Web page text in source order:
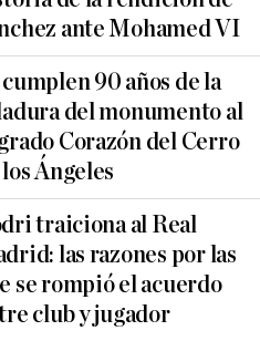
ante Mohamed VI
cumplen 90 años de la
del monumento al
Corazón del Cerro
Ángeles
traiciona al Real
las razones por las
se rompió el acuerdo
club y jugador